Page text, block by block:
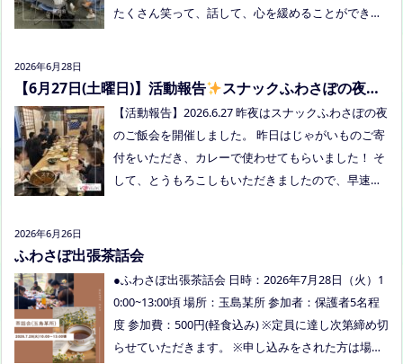
たくさん笑って、話して、心を緩めることができま
ご予約してくださいね。
2026年6月28日
【6月27日(土曜日)】活動報告
スナックふわさぽの夜の
ご飯会を開催しました【活動報告】2026.6.27 昨夜はスナックふわさぽの夜
のご飯会を開催しました。 昨日はじゃがいものご寄
付をいただき、カレーで使わせてもらいました！ そ
して、とうもろこしもいただきましたので、早速茹
多く、お母さまの困ってる、だけではなく、ご家族
2026年6月26日
ふわさぽ出張茶話会
●ふわさぽ出張茶話会 日時：2026年7月28日（火）1
0:00~13:00頃 場所：玉島某所 参加者：保護者5名程
度 参加費：500円(軽食込み) ※定員に達し次第締め切
らせていただきます。 ※申し込みをされた方は場所